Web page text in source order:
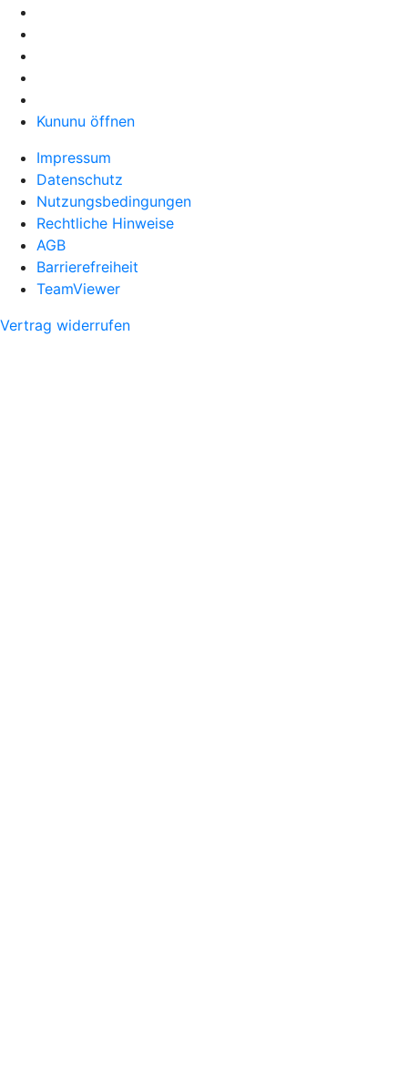
Kununu öffnen
Impressum
Datenschutz
Nutzungsbedingungen
Rechtliche Hinweise
AGB
Barrierefreiheit
TeamViewer
Vertrag widerrufen